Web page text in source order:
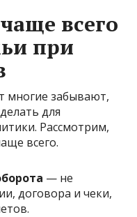
всего
при
многие забывают,
для
Рассмотрим,
всего.
— не
договора и чеки,